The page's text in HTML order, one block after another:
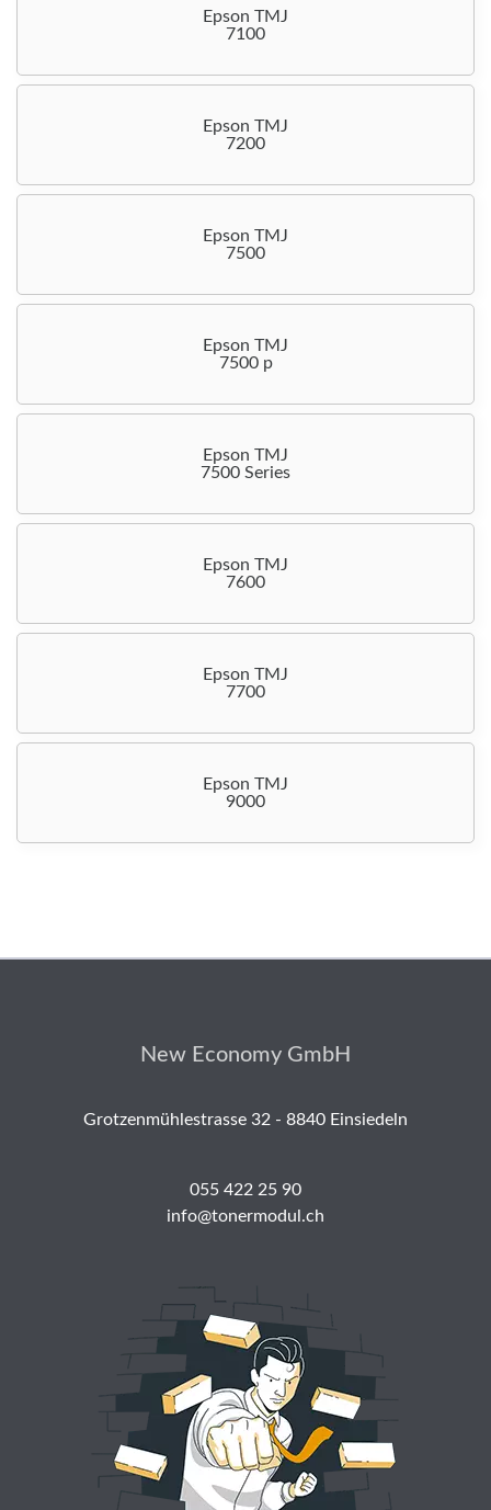
Epson TMJ
7100
Epson TMJ
7200
Epson TMJ
7500
Epson TMJ
7500 p
Epson TMJ
7500 Series
Epson TMJ
7600
Epson TMJ
7700
Epson TMJ
9000
New Economy GmbH
Grotzenmühlestrasse 32 - 8840 Einsiedeln
055 422 25 90
info@tonermodul.ch